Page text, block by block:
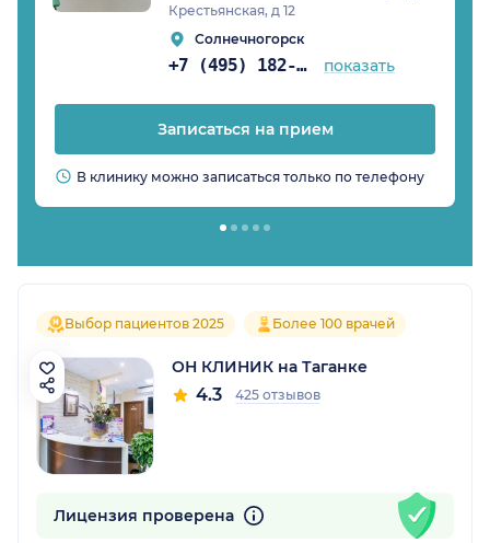
Крестьянская, д 12
Солнечногорск
+7 (495) 182-05-51 показать
Записаться на прием
В клинику можно записаться только по телефону
Выбор пациентов 2025 Более 100 врачей
ОН КЛИНИК на Таганке
4.3 425 отзывов
Лицензия проверена